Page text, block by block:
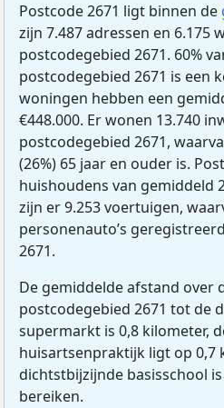
Postcode 2671 ligt binnen de
zijn 7.487 adressen en 6.175
postcodegebied 2671. 60%
postcodegebied 2671 is een
woningen hebben een
€448.000. Er wonen 13.740
postcodegebied 2671,
(26%) 65 jaar en ouder is.
huishoudens van gemiddeld
zijn er 9.253 voertuigen,
personenauto’s
2671.
De gemiddelde afstand over
postcodegebied 2671 tot de
supermarkt is 0,8 kilometer,
huisartsenpraktijk ligt op 0,7
dichtstbijzijnde basisschool
bereiken.